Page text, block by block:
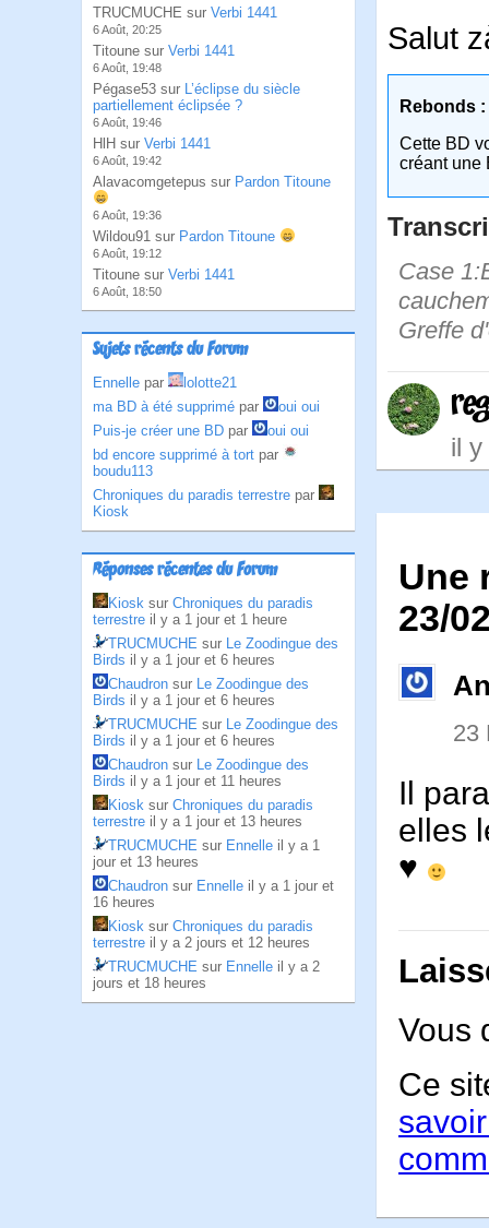
TRUCMUCHE sur Verbi 1441
6 Août, 20:25
Titoune sur Verbi 1441
6 Août, 19:48
Pégase53 sur L’éclipse du siècle
partiellement éclipsée ?
6 Août, 19:46
HlH sur Verbi 1441
6 Août, 19:42
Alavacomgetepus sur Pardon Titoune
6 Août, 19:36
Wildou91 sur Pardon Titoune
6 Août, 19:12
Titoune sur Verbi 1441
6 Août, 18:50
Sujets récents du Forum
Ennelle par
lolotte21
ma BD à été supprimé par
oui oui
Puis-je créer une BD par
oui oui
bd encore supprimé à tort par
boudu113
Chroniques du paradis terrestre par
Kiosk
Réponses récentes du Forum
Kiosk sur Chroniques du paradis
terrestre il y a 1 jour et 1 heure
TRUCMUCHE sur Le Zoodingue des
Birds il y a 1 jour et 6 heures
Chaudron sur Le Zoodingue des
Birds il y a 1 jour et 6 heures
TRUCMUCHE sur Le Zoodingue des
Birds il y a 1 jour et 6 heures
Chaudron sur Le Zoodingue des
Birds il y a 1 jour et 11 heures
Kiosk sur Chroniques du paradis
terrestre il y a 1 jour et 13 heures
TRUCMUCHE sur Ennelle il y a 1
jour et 13 heures
Chaudron sur Ennelle il y a 1 jour et
16 heures
Kiosk sur Chroniques du paradis
terrestre il y a 2 jours et 12 heures
TRUCMUCHE sur Ennelle il y a 2
jours et 18 heures
Salut
Rebonds :
Cette BD
créant une
Case
Greffe
il
Une
23/
23
Il
elles
♥
Vous
Ce